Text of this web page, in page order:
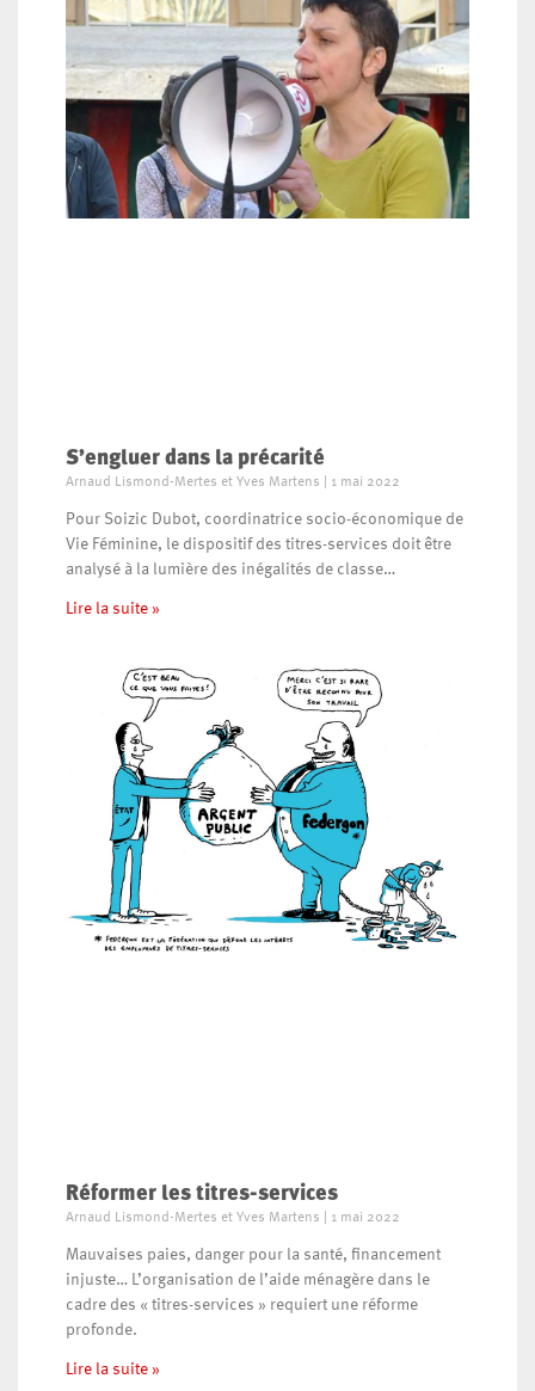
S’engluer dans la précarité
Arnaud Lismond-Mertes et Yves Martens 1 mai 2022
Pour Soizic Dubot, coordinatrice socio-économique de
Vie Féminine, le dispositif des titres-services doit être
analysé à la lumière des inégalités de classe…
Lire la suite »
Réformer les titres-services
Arnaud Lismond-Mertes et Yves Martens 1 mai 2022
Mauvaises paies, danger pour la santé, financement
injuste… L’organisation de l’aide ménagère dans le
cadre des « titres-services » requiert une réforme
profonde.
Lire la suite »